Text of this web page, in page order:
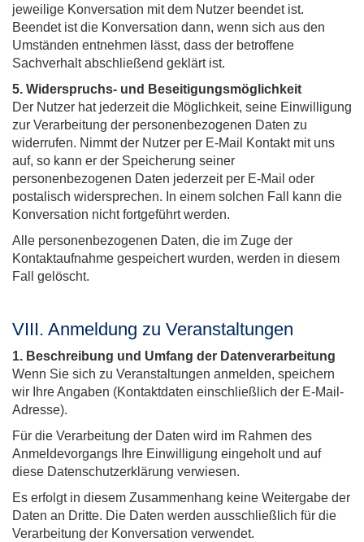
jeweilige Konversation mit dem Nutzer beendet ist.
Beendet ist die Konversation dann, wenn sich aus den
Umständen entnehmen lässt, dass der betroffene
Sachverhalt abschließend geklärt ist.
5. Widerspruchs- und Beseitigungsmöglichkeit
Der Nutzer hat jederzeit die Möglichkeit, seine Einwilligung
zur Verarbeitung der personenbezogenen Daten zu
widerrufen. Nimmt der Nutzer per E-Mail Kontakt mit uns
auf, so kann er der Speicherung seiner
personenbezogenen Daten jederzeit per E-Mail oder
postalisch widersprechen. In einem solchen Fall kann die
Konversation nicht fortgeführt werden.
Alle personenbezogenen Daten, die im Zuge der
Kontaktaufnahme gespeichert wurden, werden in diesem
Fall gelöscht.
VIII. Anmeldung zu Veranstaltungen
1. Beschreibung und Umfang der Datenverarbeitung
Wenn Sie sich zu Veranstaltungen anmelden, speichern
wir Ihre Angaben (Kontaktdaten einschließlich der E-Mail-
Adresse).
Für die Verarbeitung der Daten wird im Rahmen des
Anmeldevorgangs Ihre Einwilligung eingeholt und auf
diese Datenschutzerklärung verwiesen.
Es erfolgt in diesem Zusammenhang keine Weitergabe der
Daten an Dritte. Die Daten werden ausschließlich für die
Verarbeitung der Konversation verwendet.